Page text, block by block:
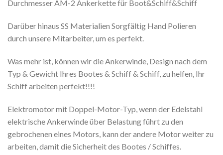
Durchmesser AM-2 Ankerkette für Boot&Schiff&Schiff
Darüber hinaus SS Materialien Sorgfältig Hand Polieren
durch unsere Mitarbeiter, um es perfekt.
Was mehr ist, können wir die Ankerwinde, Design nach dem
Typ & Gewicht Ihres Bootes & Schiff & Schiff, zu helfen, Ihr
Schiff arbeiten perfekt!!!!
Elektromotor mit Doppel-Motor-Typ, wenn der Edelstahl
elektrische Ankerwinde über Belastung führt zu den
gebrochenen eines Motors, kann der andere Motor weiter zu
arbeiten, damit die Sicherheit des Bootes / Schiffes.